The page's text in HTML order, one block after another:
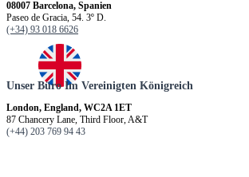
08007 Barcelona, Spanien
Paseo de Gracia, 54. 3º D.
(+34) 93 018 6626
Unser Büro Im Vereinigten Königreich
London, England, WC2A 1ET
87 Chancery Lane, Third Floor, A&T
(+44) 203 769 94 43